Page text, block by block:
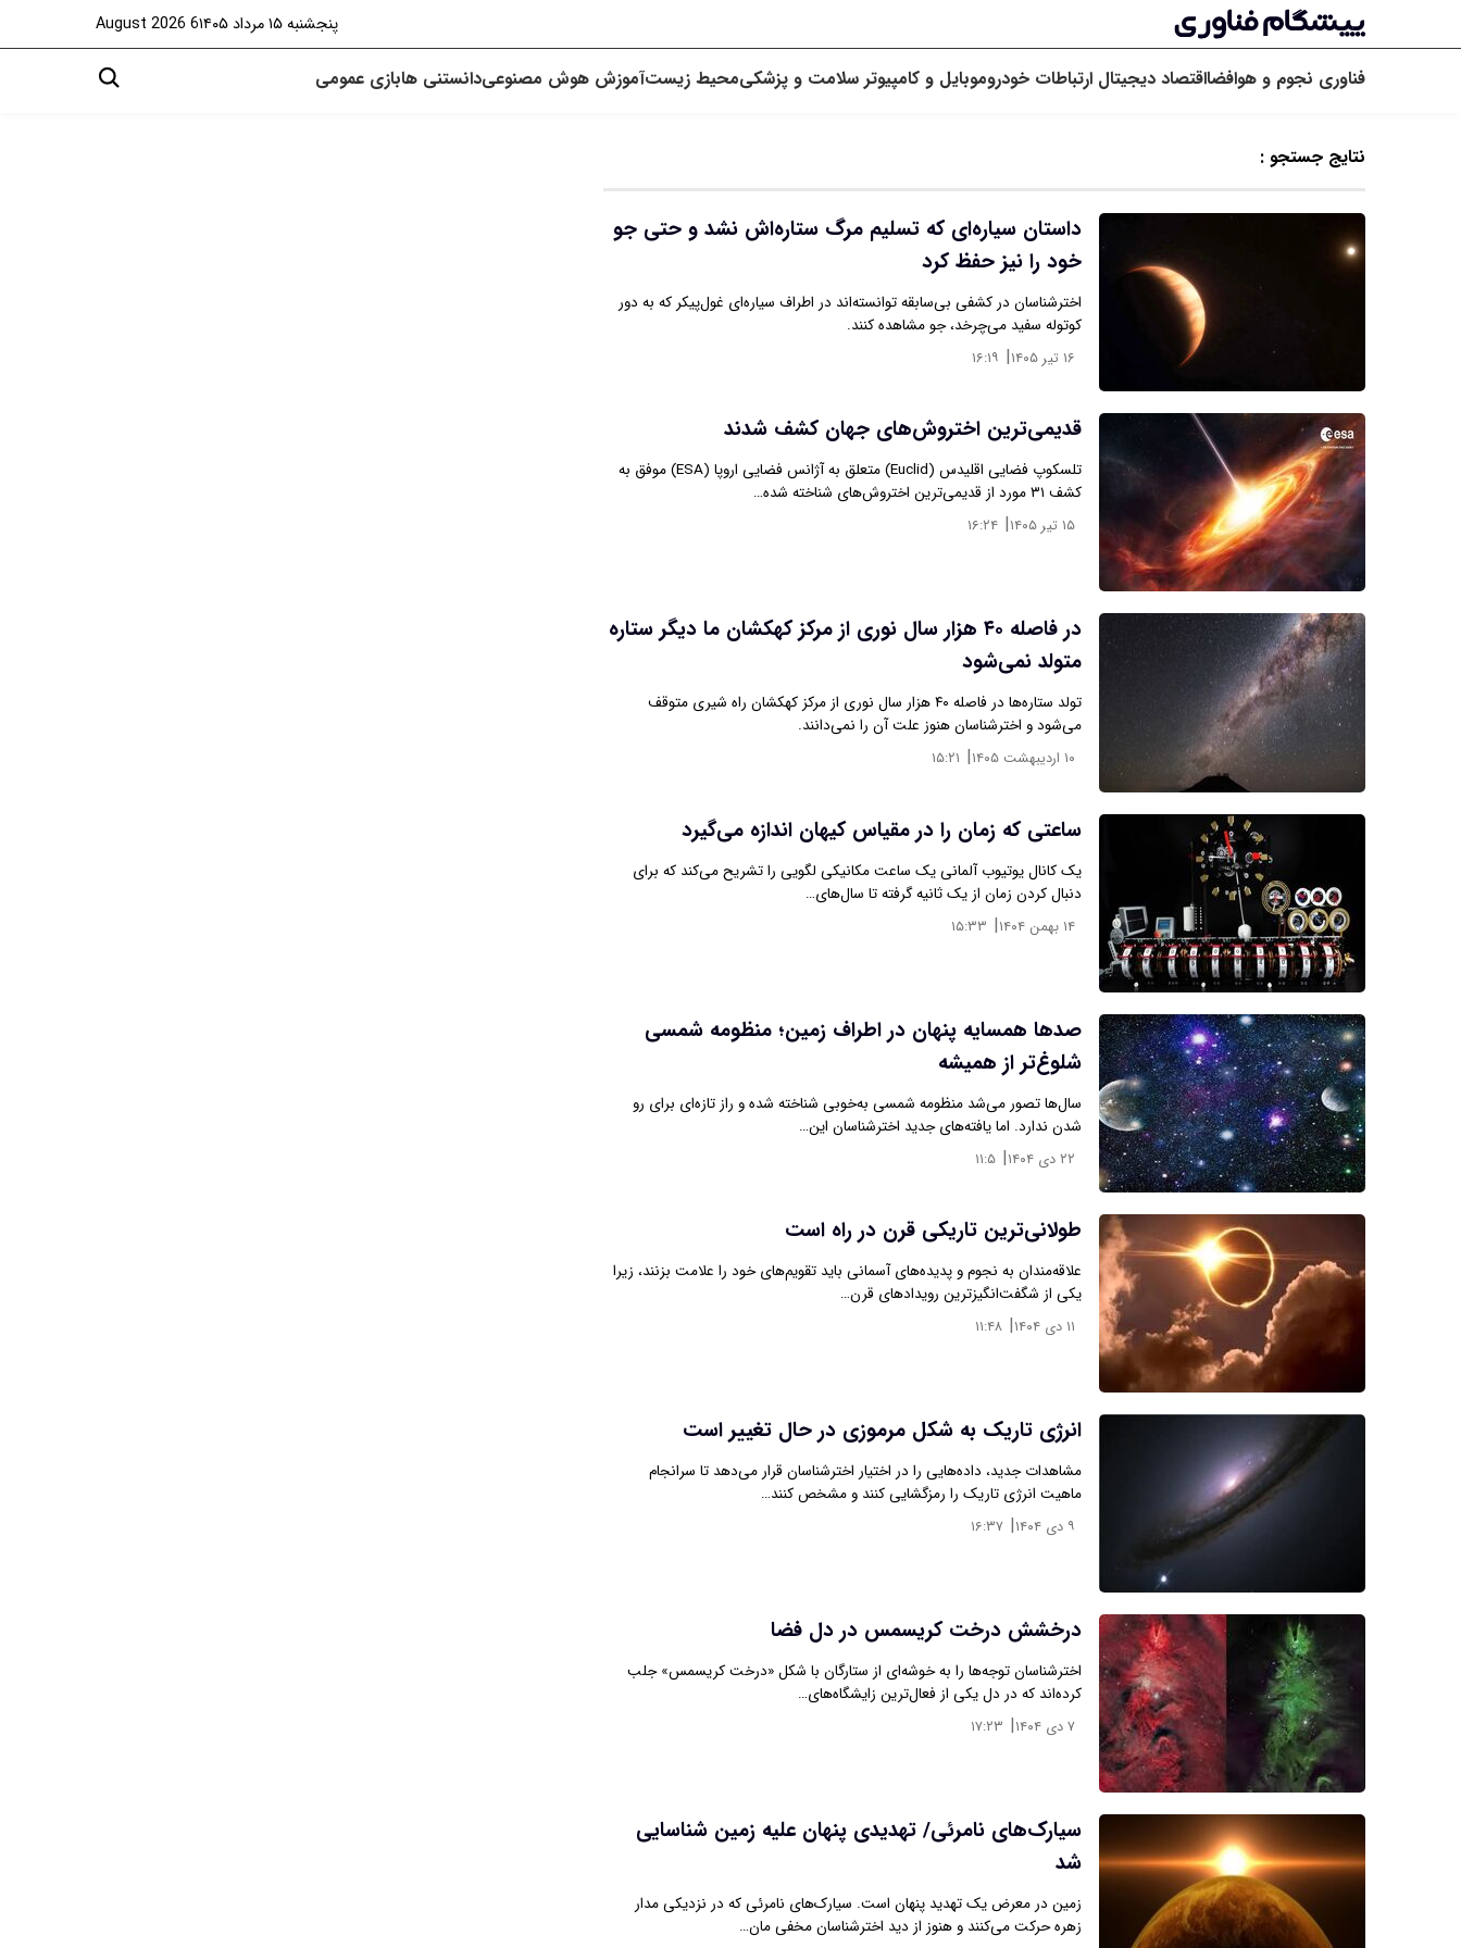
پنجشنبه ۱۵ مرداد ۱۴۰۵ 6 August 2026
فناوری نجوم و هوافضااقتصاد دیجیتال ارتباطات خودروموبایل و کامپیوتر سلامت و پزشکیمحیط زیستآموزش هوش مصنوعیدانستنی هابازی عمومی
نتایج جستجو :
داستان سیاره‌ای که تسلیم مرگ ستاره‌اش نشد و حتی جو
خود را نیز حفظ کرد
اخترشناسان در کشفی بی‌سابقه توانسته‌اند در اطراف سیاره‌ای غول‌پیکر که به دور
کوتوله سفید می‌چرخد، جو مشاهده کنند.
۱۶ تیر ۱۴۰۵ | ۱۶:۱۹
قدیمی‌ترین اختروش‌های جهان کشف شدند
تلسکوپ فضایی اقلیدس (Euclid) متعلق به آژانس فضایی اروپا (ESA) موفق به
کشف ۳۱ مورد از قدیمی‌ترین اختروش‌های شناخته‌ شده…
۱۵ تیر ۱۴۰۵ | ۱۶:۲۴
در فاصله ۴۰ هزار سال نوری از مرکز کهکشان ما دیگر ستاره
متولد نمی‌شود
تولد ستاره‌ها در فاصله ۴۰ هزار سال نوری از مرکز کهکشان راه شیری متوقف
می‌شود و اخترشناسان هنوز علت آن را نمی‌دانند.
۱۰ اردیبهشت ۱۴۰۵ | ۱۵:۲۱
ساعتی که زمان را در مقیاس کیهان اندازه می‌گیرد
یک کانال یوتیوب آلمانی یک ساعت مکانیکی لگویی را تشریح می‌کند که برای
دنبال کردن زمان از یک ثانیه گرفته تا سال‌های…
۱۴ بهمن ۱۴۰۴ | ۱۵:۳۳
صدها همسایه پنهان در اطراف زمین؛ منظومه شمسی
شلوغ‌تر از همیشه
سال‌ها تصور می‌شد منظومه شمسی به‌خوبی شناخته شده و راز تازه‌ای برای رو
شدن ندارد. اما یافته‌های جدید اخترشناسان این…
۲۲ دی ۱۴۰۴ | ۱۱:۵
طولانی‌ترین تاریکی قرن در راه است
علاقه‌مندان به نجوم و پدیده‌های آسمانی باید تقویم‌های خود را علامت بزنند، زیرا
یکی از شگفت‌انگیزترین رویدادهای قرن…
۱۱ دی ۱۴۰۴ | ۱۱:۴۸
انرژی تاریک به شکل مرموزی در حال تغییر است
مشاهدات جدید، داده‌هایی را در اختیار اخترشناسان قرار می‌دهد تا سرانجام
ماهیت انرژی تاریک را رمزگشایی کنند و مشخص کنند…
۹ دی ۱۴۰۴ | ۱۶:۳۷
درخشش درخت کریسمس در دل فضا
اخترشناسان توجه‌ها را به خوشه‌ای از ستارگان با شکل «درخت کریسمس» جلب
کرده‌اند که در دل یکی از فعال‌ترین زایشگاه‌های…
۷ دی ۱۴۰۴ | ۱۷:۲۳
سیارک‌های نامرئی/ تهدیدی پنهان علیه زمین شناسایی
شد
زمین در معرض یک تهدید پنهان است. سیارک‌های نامرئی که در نزدیکی مدار
زهره حرکت می‌کنند و هنوز از دید اخترشناسان مخفی مان…